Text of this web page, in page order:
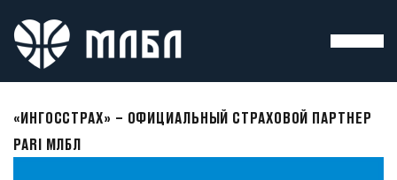
«ИНГОССТРАХ» – ОФИЦИАЛЬНЫЙ СТРАХОВОЙ ПАРТНЕР
PARI МЛБЛ